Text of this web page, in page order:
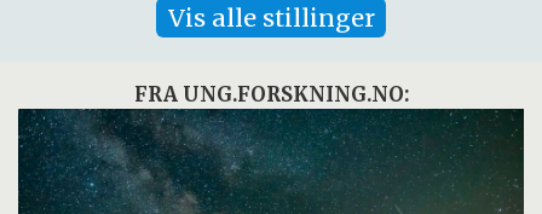
Vis alle stillinger
FRA UNG.FORSKNING.NO: